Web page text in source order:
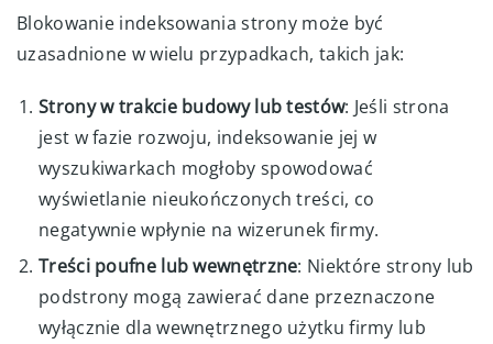
Blokowanie indeksowania strony może być
uzasadnione w wielu przypadkach, takich jak:
Strony w trakcie budowy lub testów: Jeśli strona
jest w fazie rozwoju, indeksowanie jej w
wyszukiwarkach mogłoby spowodować
wyświetlanie nieukończonych treści, co
negatywnie wpłynie na wizerunek firmy.
Treści poufne lub wewnętrzne: Niektóre strony lub
podstrony mogą zawierać dane przeznaczone
wyłącznie dla wewnętrznego użytku firmy lub